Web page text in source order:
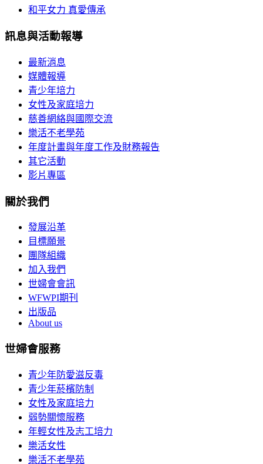
和平女力 真愛傳承
訊息與活動報導
最新消息
媒體報導
青少年培力
女性及家庭培力
慈善網絡與國際交流
樂活不老學苑
年度計畫與年度工作及財務報告
其它活動
影片專區
關於我們
發展沿革
目標願景
團隊組織
加入我們
世婦會會訊
WFWPI期刊
出版品
About us
世婦會服務
青少年防愛滋反毒
青少年菸檳防制
女性及家庭培力
弱勢關懷服務
年輕女性及志工培力
樂活女性
樂活不老學苑